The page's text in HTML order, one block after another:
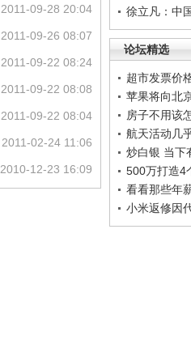
徐立凡：中
论坛精选
超市发票价
苹果将向北
房子不用该
航天活动几
炒白银 当下
500万打造4
看看那些年
小米返修因
2011-09-28 20:04
2011-09-26 08:07
2011-09-22 08:24
2011-09-22 08:08
2011-09-22 08:04
2011-02-24 11:06
2010-12-23 16:09